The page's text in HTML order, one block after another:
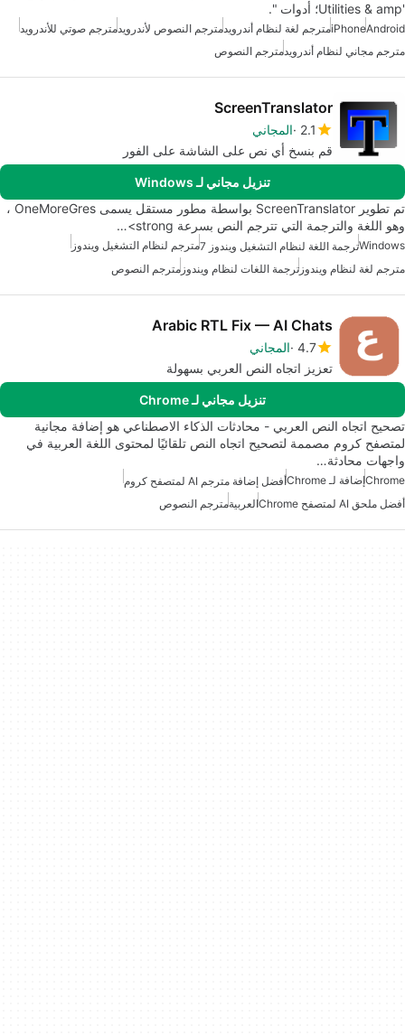
'Utilities & amp؛ أدوات ".
Android
iPhoneمترجم لغة لنظام أندرويدمترجم النصوص لأندرويدمترجم صوتي للأندرويد
مترجم مجاني لنظام أندرويدمترجم النصوص
ScreenTranslator
2.1 المجاني
قم بنسخ أي نص على الشاشة على الفور
تنزيل مجاني لـ Windows
تم تطوير ScreenTranslator بواسطة مطور مستقل يسمى OneMoreGres ،
وهو اللغة والترجمة التي تترجم النص بسرعة strong>…
Windowsترجمة اللغة لنظام التشغيل ويندوز 7
مترجم لنظام التشغيل ويندوز
مترجم لغة لنظام ويندوز ترجمة اللغات لنظام ويندوز مترجم النصوص
Arabic RTL Fix — AI Chats
4.7 المجاني
تعزيز اتجاه النص العربي بسهولة
تنزيل مجاني لـ Chrome
تصحيح اتجاه النص العربي - محادثات الذكاء الاصطناعي هو إضافة مجانية
لمتصفح كروم مصممة لتصحيح اتجاه النص تلقائيًا لمحتوى اللغة العربية في
واجهات محادثة…
Chromeإضافة لـ Chrome
أفضل إضافة مترجم AI لمتصفح كروم
أفضل ملحق AI لمتصفح Chrome
العربيةمترجم النصوص